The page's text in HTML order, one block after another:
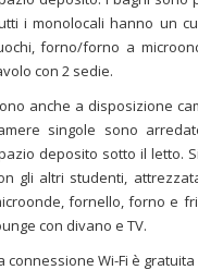
i monolocali hanno un
forno/forno a
con 2 sedie.
anche a disposizione
singole sono
deposito sotto il letto.
gli altri studenti,
fornello, forno e
con divano e TV.
connessione Wi-Fi è